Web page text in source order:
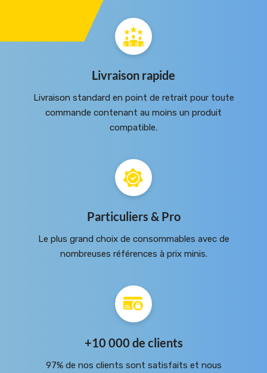
Livraison rapide
Livraison standard en point de retrait pour toute
commande contenant au moins un produit
compatible.
Particuliers & Pro
Le plus grand choix de consommables avec de
nombreuses références à prix minis.
+10 000 de clients
97% de nos clients sont satisfaits et nous